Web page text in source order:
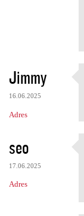
Jimmy
16.06.2025
Adres
I
seo
17.06.2025
Adres